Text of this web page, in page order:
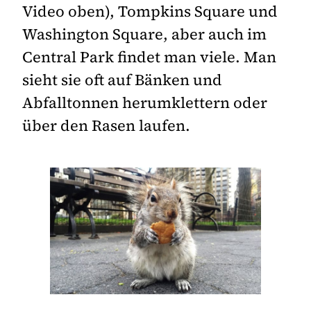
Video oben), Tompkins Square und
Washington Square, aber auch im
Central Park findet man viele. Man
sieht sie oft auf Bänken und
Abfalltonnen herumklettern oder
über den Rasen laufen.